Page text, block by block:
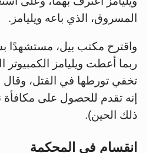
المسروق، الذي باعه ويليامز.
واقترح مكتب بيل، مستشهدًا
ربما أعطت ويليامز الكمبيوتر
تخفي تورطها في القتل، وقال
إنه تقدم للحصول على مكافأة
ذلك الحين).
انقسام في المحكمة